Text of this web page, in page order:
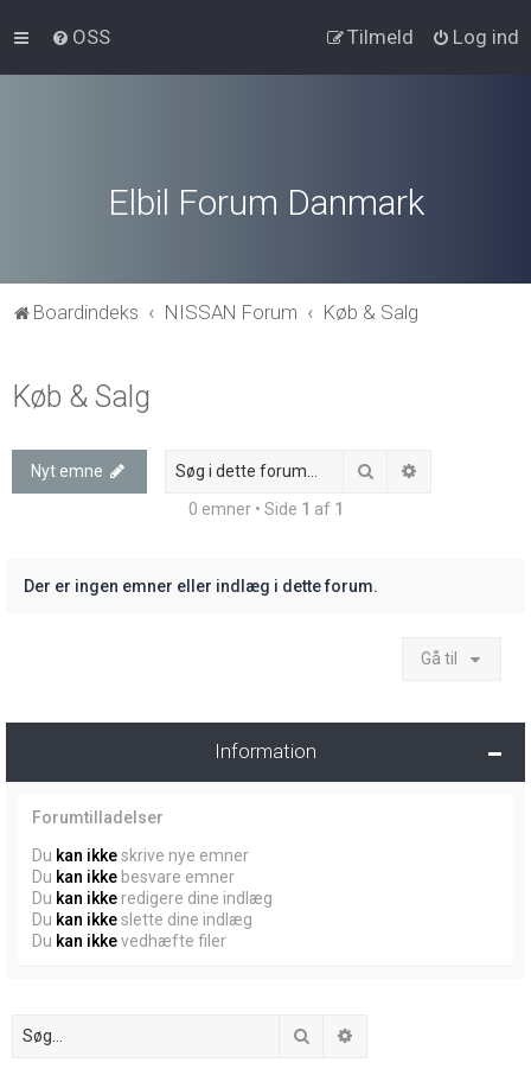
OSS Log ind
Tilmeld
Elbil Forum Danmark
Boardindeks NISSAN Forum Køb & Salg
Køb & Salg
Nyt emne Søg
0 emner • Side 1 af 1
Der er ingen emner eller indlæg i dette forum.
Gå til
Information
Forumtilladelser
Du kan ikkeskrive nye emner
Du kan ikke besvare emner
Du kan ikke redigere dine indlæg
Du kan ikkeslette dine indlæg
Du kan ikkevedhæfte filer
Søg